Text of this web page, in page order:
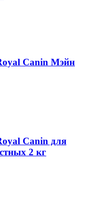
Canin Мэйн
Canin для
2 кг